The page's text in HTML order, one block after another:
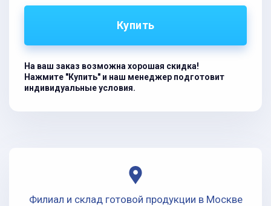
Купить
На ваш заказ возможна хорошая скидка!
Нажмите "Купить" и наш менеджер подготовит
индивидуальные условия.
Филиал и склад готовой продукции в Москве